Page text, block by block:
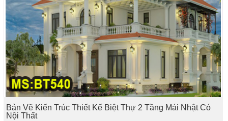
Bản Vẽ Kiến Trúc Thiết Kế Biệt Thự 2 Tầng Mái Nhật Có
Nội Thất